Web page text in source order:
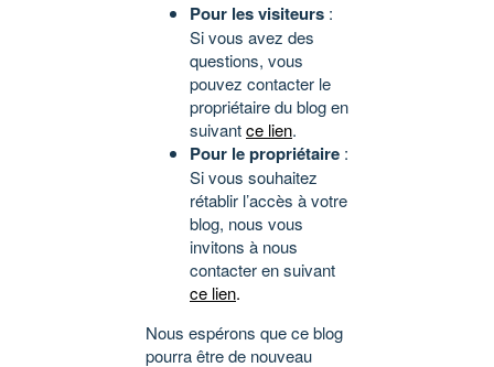
Pour les visiteurs :
Si vous avez des
questions, vous
pouvez contacter le
propriétaire du blog en
suivantce lien.
Pour le propriétaire :
Si vous souhaitez
rétablir l’accès à votre
blog, nous vous
invitons à nous
contacter en suivant
ce lien.
Nous espérons que ce blog
pourra être de nouveau